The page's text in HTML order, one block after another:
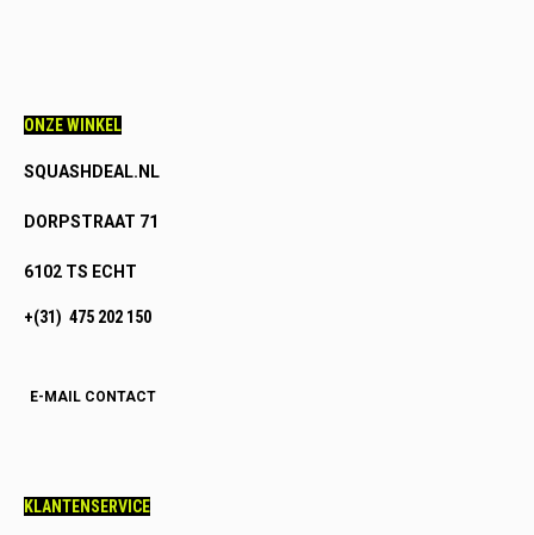
ONZE WINKEL
SQUASHDEAL.NL
DORPSTRAAT 71
6102 TS ECHT
+(31) 475 202 150
E-MAIL CONTACT
KLANTENSERVICE